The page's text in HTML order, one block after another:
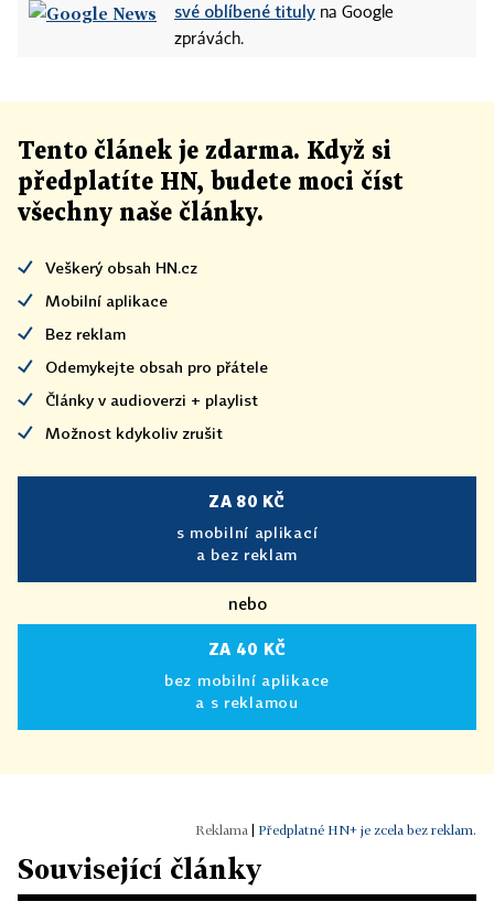
své oblíbené tituly na Google
zprávách.
Tento článek je zdarma. Když si
předplatíte HN, budete moci číst
všechny naše články.
Veškerý obsah HN.cz
Mobilní aplikace
Bez reklam
Odemykejte obsah pro přátele
Články v audioverzi + playlist
Možnost kdykoliv zrušit
ZA 80 KČ
s mobilní aplikací
a bez reklam
nebo
ZA 40 KČ
bez mobilní aplikace
a s reklamou
Předplatné HN+ je zcela bez reklam.
Související články